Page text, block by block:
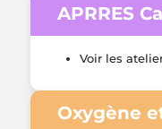
APRRES
Voir les
Oxygène